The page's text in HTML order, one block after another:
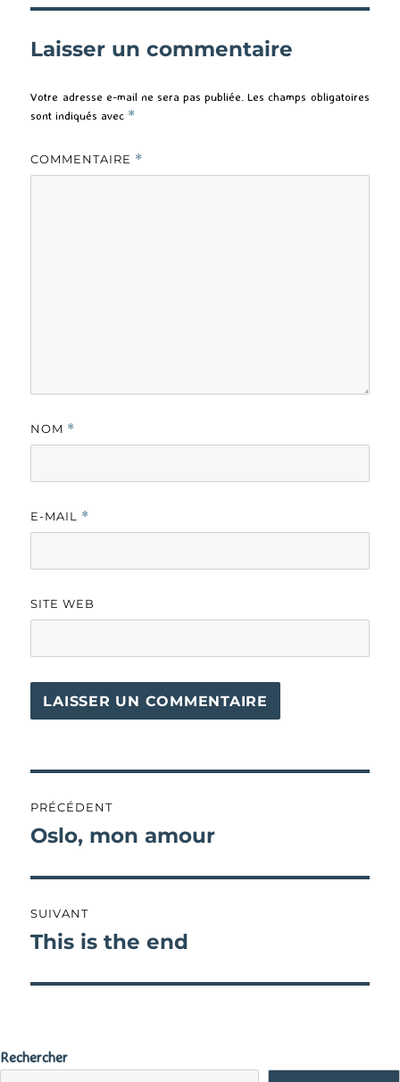
Laisser un commentaire
Votre adresse e-mail ne sera pas publiée. Les champs obligatoires
sont indiqués avec *
COMMENTAIRE *
NOM *
E-MAIL *
SITE WEB
de
PRÉCÉDENT
Publication
Oslo, mon amour
SUIVANT
Publication
This is the end
Rechercher